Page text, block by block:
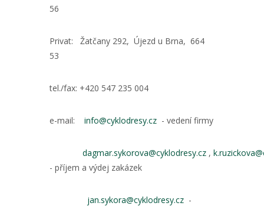
56
Privat: Žatčany 292, Újezd u Brna, 664
53
tel./fax: +420 547 235 004
e-mail: info@cyklodresy.cz - vedení firmy
dagmar.sykorova@cyklodresy.cz ,
- příjem a výdej zakázek
jan.sykora@cyklodresy.cz -